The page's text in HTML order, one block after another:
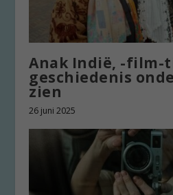
Anak Indië, -film-
geschiedenis
zien
26 juni 2025